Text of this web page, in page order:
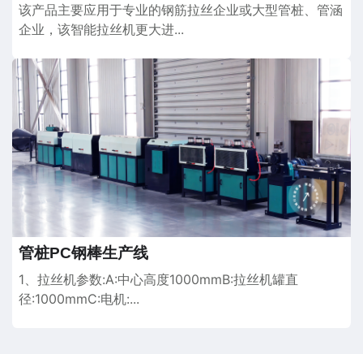
该产品主要应用于专业的钢筋拉丝企业或大型管桩、管涵
企业，该智能拉丝机更大进...
管桩PC钢棒生产线
1、拉丝机参数:A:中心高度1000mmB:拉丝机罐直
径:1000mmC:电机:...